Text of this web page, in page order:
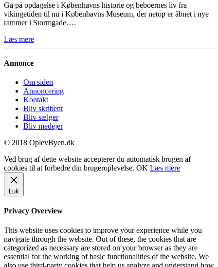
Gå på opdagelse i Københavns historie og beboernes liv fra
vikingetiden til nu i Københavns Museum, der netop er åbnet i nye
rammer i Stormgade….
Læs mere
Annonce
Om siden
Annoncering
Kontakt
Bliv skribent
Bliv sælger
Bliv medejer
© 2018 OplevByen.dk
Ved brug af dette website accepterer du automatisk brugen af
cookies til at forbedre din brugeroplevelse. OK Læs mere
Luk
Privacy Overview
This website uses cookies to improve your experience while you
navigate through the website. Out of these, the cookies that are
categorized as necessary are stored on your browser as they are
essential for the working of basic functionalities of the website. We
also use third-party cookies that help us analyze and understand how